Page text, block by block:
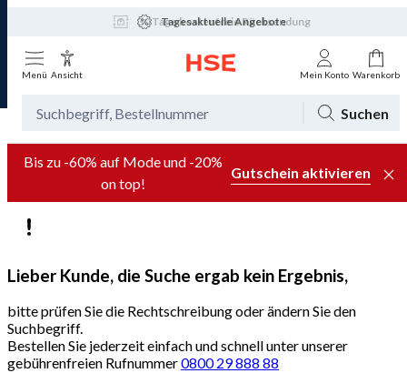
Tagesaktuelle Angebote
Menü Ansicht Mein Konto Warenkorb
Suchen
Bis zu -60% auf Mode und -20%
on top!
Gutschein aktivieren
Lieber Kunde, die Suche ergab kein Ergebnis,
bitte prüfen Sie die Rechtschreibung oder ändern Sie den
Suchbegriff.
Bestellen Sie jederzeit einfach und schnell unter unserer
gebührenfreien Rufnummer0800 29 888 88